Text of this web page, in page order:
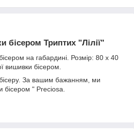
Триптих "Лілії"
на габардині. Розмір: 80 х 40
вишивки бісером.
За вашим бажанням, ми
бісером " Preciosa.